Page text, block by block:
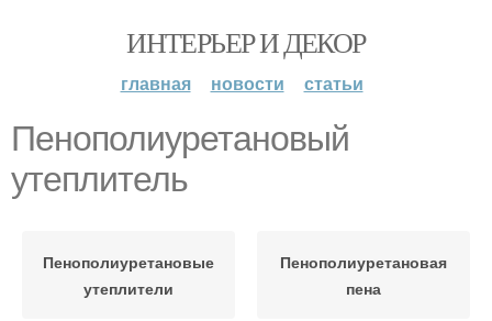
ИНТЕРЬЕР И ДЕКОР
главная новости статьи
Пенополиуретановый
утеплитель
Пенополиуретановые
утеплители
Пенополиуретановая
пена